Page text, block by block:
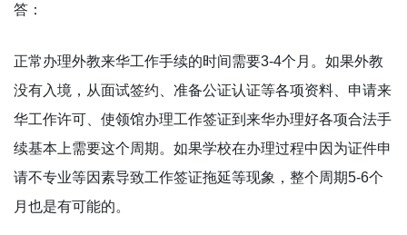
答：
正常办理外教来华工作手续的时间需要3-4个月。如果外教
没有入境，从面试签约、准备公证认证等各项资料、申请来
华工作许可、使领馆办理工作签证到来华办理好各项合法手
续基本上需要这个周期。如果学校在办理过程中因为证件申
请不专业等因素导致工作签证拖延等现象，整个周期5-6个
月也是有可能的。